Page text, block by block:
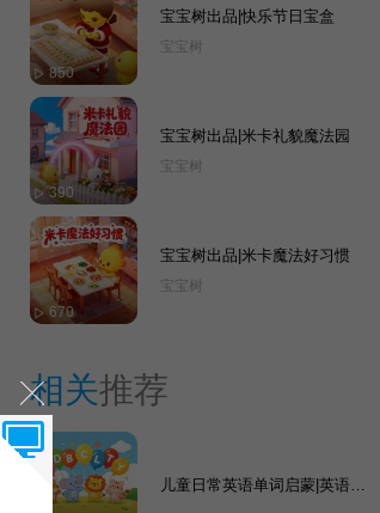
850
宝宝树出品|快乐节日宝盒
宝宝树
390
宝宝树出品|米卡礼貌魔法园
宝宝树
670
宝宝树出品|米卡魔法好习惯
宝宝树
相关推荐
儿童日常英语单词启蒙|英语磨